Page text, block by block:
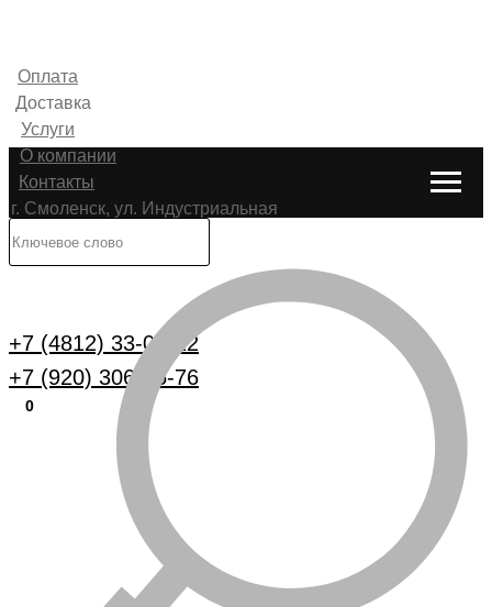
Оплата
Доставка
Услуги
О компании
Контакты
г. Смоленск, ул. Индустриальная
+7 (4812) 33-00-22
+7 (920) 306-25-76
0